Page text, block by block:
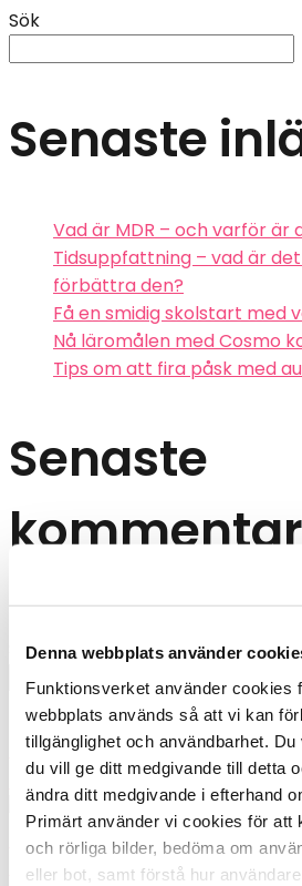
Denna webbplats använder
Funktionsverket använder cookies
webbplats används så att vi kan
tillgänglighet och användbarhet.
du vill ge ditt medgivande till detta
ändra ditt medgivande i efterhand
Primärt använder vi cookies för att
och rörliga bilder, bedöma om
eller bot, samt förstå hur
Sök
Senaste
Vad är MDR – och varför är
Tidsuppfattning – vad är
förbättra den?
Få en smidig skolstart med
Nå läromålen med Cosmo
Tips om att fira påsk med
Senaste
Search
Hej superhjälte! ❤️🧡💛💚💙💜
känna s